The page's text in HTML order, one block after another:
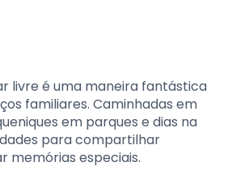
livre é uma maneira fantástica
familiares. Caminhadas em
em parques e dias na
para compartilhar
memórias especiais.